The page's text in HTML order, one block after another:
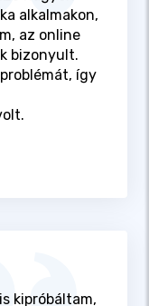
alkalmakon,
az online
bizonyult.
így
kipróbáltam,